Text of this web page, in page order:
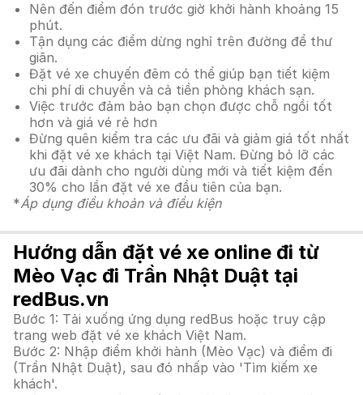
Nên đến điểm đón trước giờ khởi hành khoảng 15
phút.
Tận dụng các điểm dừng nghỉ trên đường để thư
giãn.
Đặt vé xe chuyến đêm có thể giúp bạn tiết kiệm
chi phí di chuyển và cả tiền phòng khách sạn.
Việc trước đảm bảo bạn chọn được chỗ ngồi tốt
hơn và giá vé rẻ hơn
Đừng quên kiểm tra các ưu đãi và giảm giá tốt nhất
khi đặt vé xe khách tại Việt Nam. Đừng bỏ lỡ các
ưu đãi dành cho người dùng mới và tiết kiệm đến
30% cho lần đặt vé xe đầu tiên của bạn.
*Áp dụng điều khoản và điều kiện
Hướng dẫn đặt vé xe online đi từ
Mèo Vạc đi Trần Nhật Duật tại
redBus.vn
Bước 1: Tải xuống ứng dụng redBus hoặc truy cập
trang web đặt vé xe khách Việt Nam.
Bước 2: Nhập điểm khởi hành (Mèo Vạc) và điểm đi
(Trần Nhật Duật), sau đó nhấp vào 'Tìm kiếm xe
khách'.